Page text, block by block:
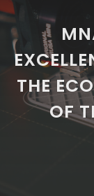
THE
OF